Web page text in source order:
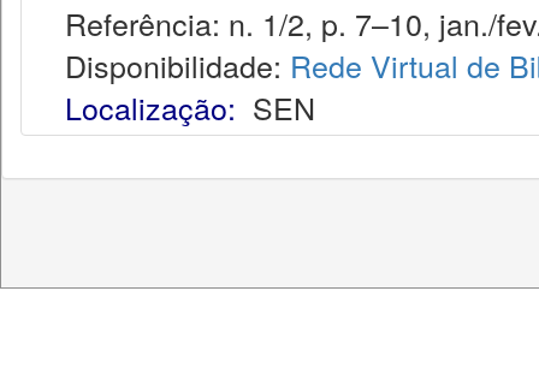
Referência: n. 1/2, p. 7–10, jan./
Disponibilidade: Rede Virtual de
Localização: SEN